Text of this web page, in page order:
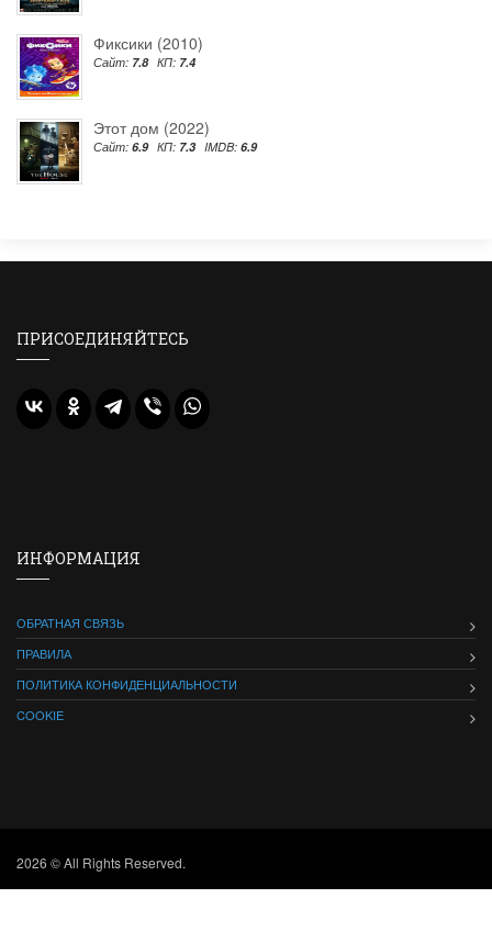
Фиксики (2010)
Сайт: 7.8 КП: 7.4
Этот дом (2022)
Сайт: 6.9 КП: 7.3 IMDB: 6.9
ПРИСОЕДИНЯЙТЕСЬ
ИНФОРМАЦИЯ
ОБРАТНАЯ СВЯЗЬ
ПРАВИЛА
ПОЛИТИКА КОНФИДЕНЦИАЛЬНОСТИ
COOKIE
2026 © All Rights Reserved.